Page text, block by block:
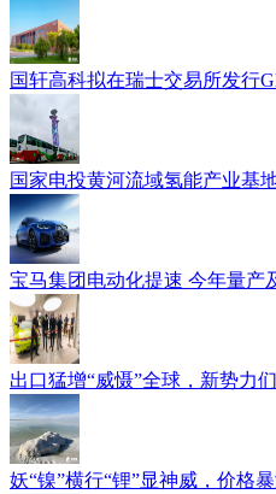
国轩高科拟在瑞士交易所发行
国家电投黄河流域氢能产业基
宝马集团电动化提速 今年量产
出口猛增“威慑”全球，新势力
妖“镍”横行“锂”显神威，价格